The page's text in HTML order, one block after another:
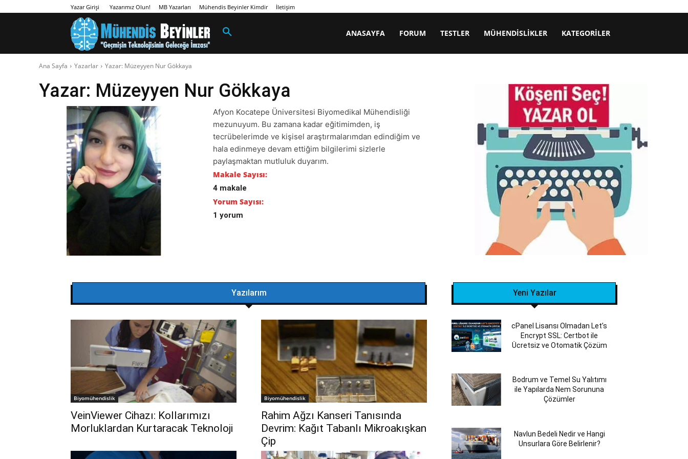
Yazar Girişi Yazarımız Olun! MB Yazarları Mühendis Beyinler Kimdir İletişim
ANASAYFA FORUM TESTLER MÜHENDISLIKLER KATEGORILER
Ana Sayfa Yazarlar Yazar: Müzeyyen Nur Gökkaya
Yazar: Müzeyyen Nur Gökkaya
Afyon Kocatepe Üniversitesi Biyomedikal Mühendisliği
mezunuyum. Bu zamana kadar eğitimimden, iş
tecrübelerimde ve kişisel araştırmalarımdan edindiğim ve
hala edinmeye devam ettiğim bilgilerimi sizlerle
paylaşmaktan mutluluk duyarım.
Makale Sayısı:
4 makale
Yorum Sayısı:
1 yorum
Yazılarım
Biyomühendislik
VeinViewer Cihazı: Kollarımızı
Morluklardan Kurtaracak Teknoloji
Biyomühendislik
Rahim Ağzı Kanseri Tanısında
Devrim: Kağıt Tabanlı Mikroakışkan
Çip
Yeni Yazılar
cPanel Lisansı Olmadan Let’s
Encrypt SSL: Certbot ile
Ücretsiz ve Otomatik Çözüm
Bodrum ve Temel Su Yalıtımı
ile Yapılarda Nem Sorununa
Çözümler
Navlun Bedeli Nedir ve Hangi
Unsurlara Göre Belirlenir?